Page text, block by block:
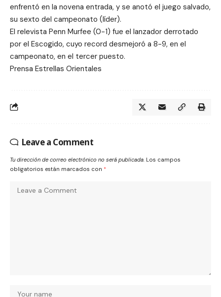
enfrentó en la novena entrada, y se anotó el juego salvado,
su sexto del campeonato (líder).
El relevista Penn Murfee (0-1) fue el lanzador derrotado
por el Escogido, cuyo record desmejoró a 8-9, en el
campeonato, en el tercer puesto.
Prensa Estrellas Orientales
Leave a Comment
Tu dirección de correo electrónico no será publicada. Los campos
obligatorios están marcados con *